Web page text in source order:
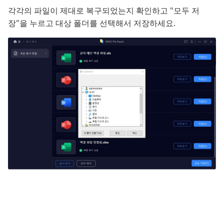
각각의 파일이 제대로 복구되었는지 확인하고 "모두 저
장"을 누르고 대상 폴더를 선택해서 저장하세요.